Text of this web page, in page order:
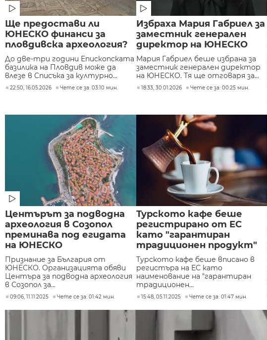
Ще предостави ли
ЮНЕСКО финанси за
пловдивска археология?
До две-три години Епископската
базилика на Пловдив може да
влезе в Списъка за културно...
22:50, 16.05.2026 Чете се за: 03:10 мин.
Избраха Мария Габриел за
заместник генерален
директор на ЮНЕСКО
Мария Габриел беше избрана за
заместник генерален директор
на ЮНЕСКО. Тя ще отговаря за...
18:33, 30.01.2026 Чете се за: 00:25 мин.
Центърът за подводна
археология в Созопол
преминава под егидата
на ЮНЕСКО
Признание за България от
ЮНЕСКО. Организацията обяви
Центъра за подводна археология
в Созопол за...
09:06, 11.11.2025 Чете се за: 01:42 мин.
Турското кафе беше
регистрирано от ЕС
като "гарантиран
традиционен продукт"
Турското кафе беше вписано в
регистъра на ЕС като
наименование на "гарантиран
традиционен...
15:48, 05.11.2025 Чете се за: 01:47 мин.